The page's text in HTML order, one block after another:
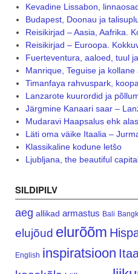
Kevadine Lissabon,
Budapest, Doonau ja
Reisikirjad – Aasia, Aafrika.
Reisikirjad – Euroopa.
Fuerteventura, aaloed, tuul
Manrique, Teguise ja kollane
Timanfaya rahvuspark,
Lanzarote kuurordid ja
Järgmine Kanaari saar –
Mudaravi Haapsalus ehk
Läti oma väike Itaalia –
Klassikaline kodune letšo
Ljubljana, the beautiful
SILDIPILV
aeg allikad armastus Bali
elujõud elurõõm
English inspiratsioon